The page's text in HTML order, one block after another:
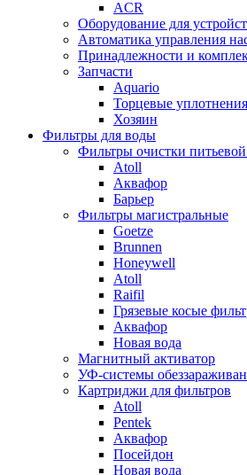
ACR
Оборудование для
Автоматика управления
Принадлежности и
Запчасти
Aquario
Торцевые уплотнения
Хозяин
Фильтры для воды
Фильтры очистки
Atoll
Аквафор
Барьер
Фильтры магистральные
Goetze
Brunnen
Honeywell
Atoll
Raifil
Грязевые косые
Аквафор
Новая вода
Магнитный активатор
УФ-системы
Картриджи для фильтров
Atoll
Pentek
Аквафор
Посейдон
Новая вода